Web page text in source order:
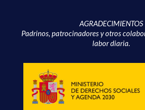
AGRADECIMIENTOS
Padrinos, patrocinadores y otros
labor diaria.